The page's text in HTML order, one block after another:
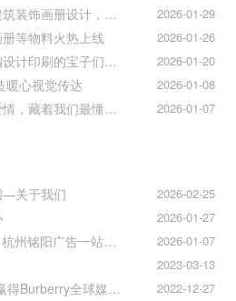
2026-01-29
杭州铭阳广告：深耕环保建筑装饰画册设计，赋能空间美学与可持续发展
2026-01-26
等物料火热上线
2026-01-20
年度报告、责任报告、汇编设计印刷的宝子们集合！
2026-01-08
暖心视觉传达
2026-01-07
《骄阳似我》里的江浙沪爱情，藏着我们最懂的温柔与默契
2026-02-25
—关于我们
2026-01-27
2026-01-07
杭州初创公司宣传册印刷 - 杭州铭阳广告一站式解决方案
2023-03-13
2022-12-27
耐克比稿结果揭晓，OMD赢得Burberry全球媒介业务（转自广告狂人日报）